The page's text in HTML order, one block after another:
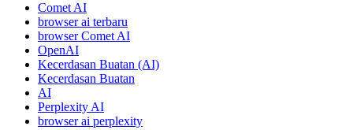
Comet AI
browser ai terbaru
browser Comet AI
OpenAI
Kecerdasan Buatan (AI)
Kecerdasan Buatan
AI
Perplexity AI
browser ai perplexity